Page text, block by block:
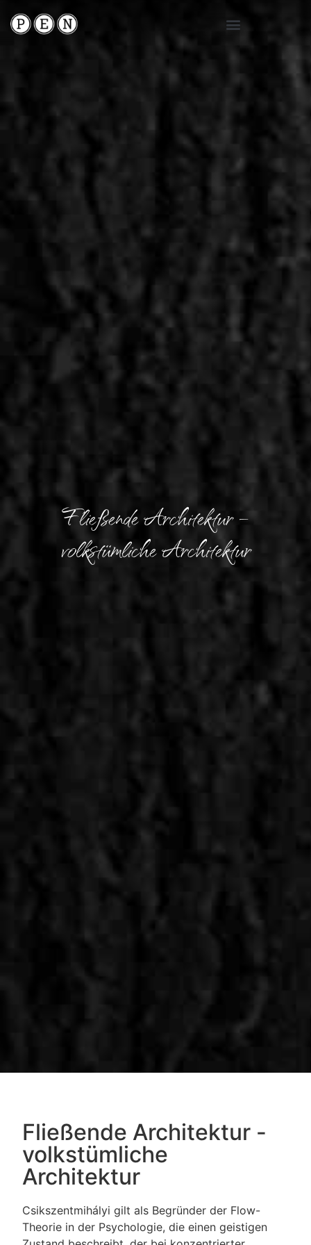
Fließende Architektur –
volkstümliche Architektur
Fließende Architektur -
volkstümliche
Architektur
Csikszentmihályi gilt als Begründer der Flow-
Theorie in der Psychologie, die einen geistigen